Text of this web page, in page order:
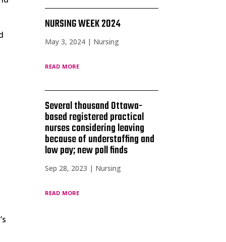
NURSING WEEK 2024
May 3, 2024 | Nursing
read more
Several thousand Ottawa-
based registered practical
nurses considering leaving
because of understaffing and
low pay; new poll finds
Sep 28, 2023 | Nursing
read more